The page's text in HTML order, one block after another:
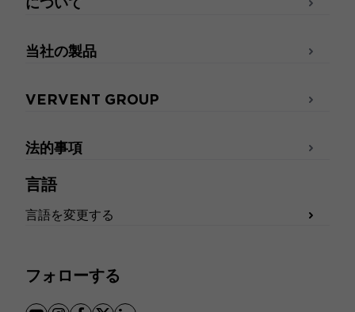
言語
言語を変更する
フォローする
当社の製品
VERVENT GROUP
法的事項